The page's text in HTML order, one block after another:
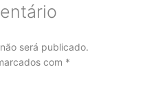
será publicado.
com *